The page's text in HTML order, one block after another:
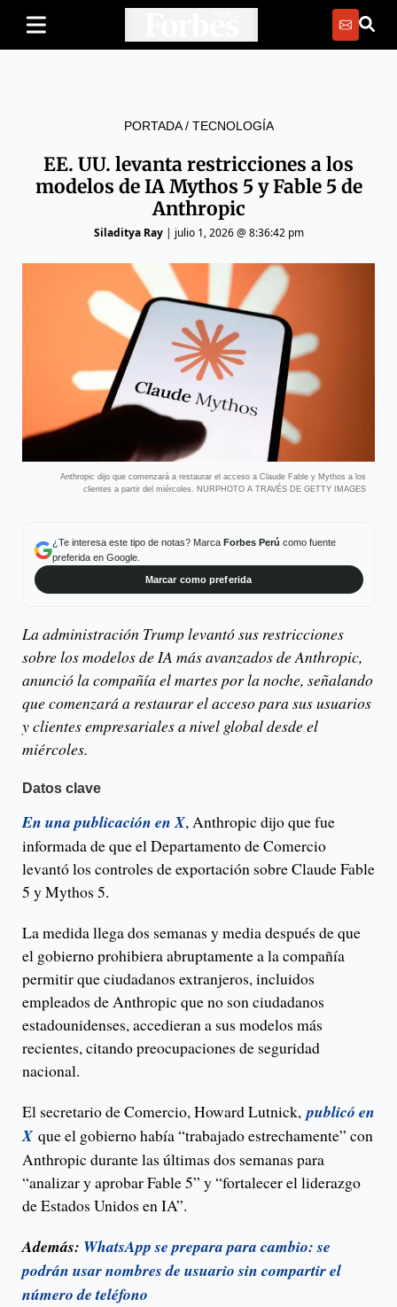
PORTADA/ TECNOLOGÍA
EE. UU. levanta restricciones a los
modelos de IA Mythos 5 y Fable 5 de
Anthropic
Siladitya Ray| julio 1, 2026 @ 8:36:42 pm
Anthropic dijo que comenzará a restaurar el acceso a Claude Fable y Mythos a los
clientes a partir del miércoles. NURPHOTO A TRAVÉS DE GETTY IMAGES
¿Te interesa este tipo de notas? Marca Forbes Perú como fuente
preferida en Google.
Marcar como preferida
La administración Trump levantó sus restricciones
sobre los modelos de IA más avanzados de Anthropic,
anunció la compañía el martes por la noche, señalando
que comenzará a restaurar el acceso para sus usuarios
y clientes empresariales a nivel global desde el
miércoles.
Datos clave
En una publicación en X, Anthropic dijo que fue
informada de que el Departamento de Comercio
levantó los controles de exportación sobre Claude Fable
5 y Mythos 5.
La medida llega dos semanas y media después de que
el gobierno prohibiera abruptamente a la compañía
permitir que ciudadanos extranjeros, incluidos
empleados de Anthropic que no son ciudadanos
estadounidenses, accedieran a sus modelos más
recientes, citando preocupaciones de seguridad
nacional.
El secretario de Comercio, Howard Lutnick,publicó en
X que el gobierno había “trabajado estrechamente” con
Anthropic durante las últimas dos semanas para
“analizar y aprobar Fable 5” y “fortalecer el liderazgo
de Estados Unidos en IA”.
Además: WhatsApp se prepara para cambio: se
podrán usar nombres de usuario sin compartir el
número de teléfono